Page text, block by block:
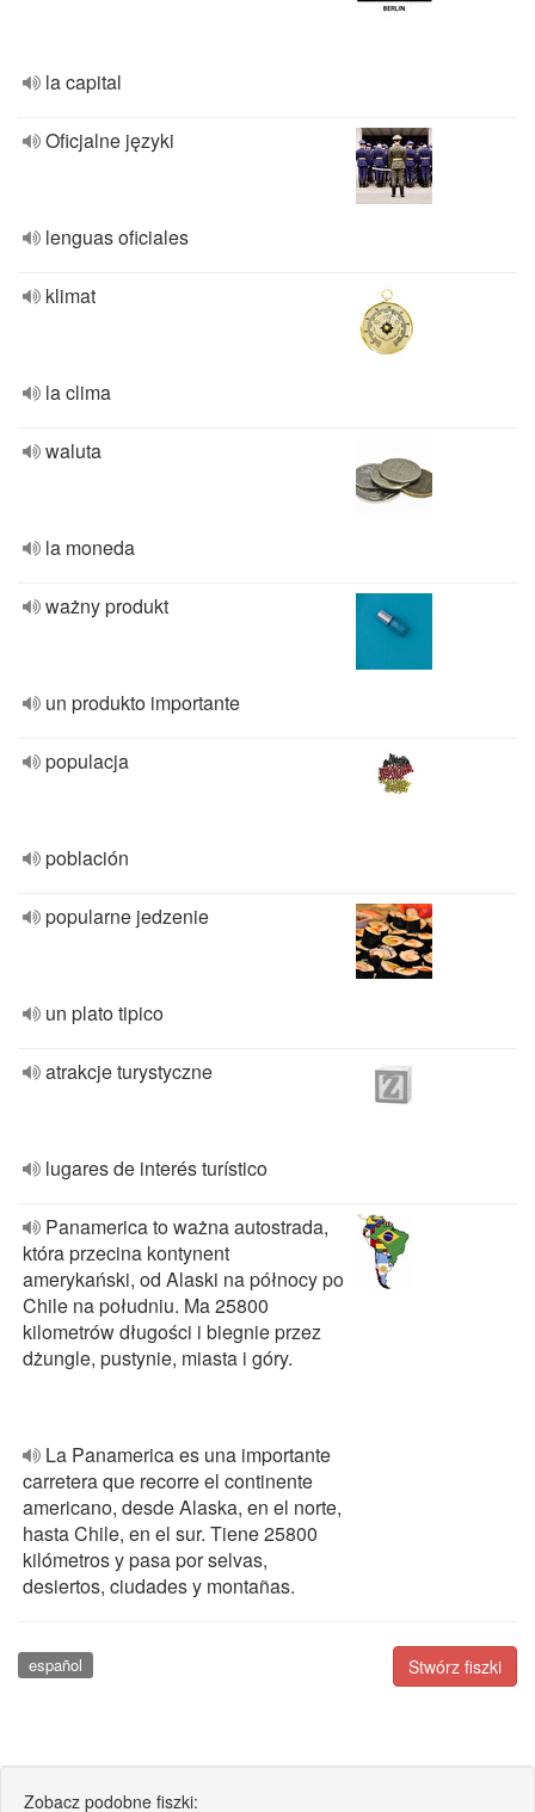
la capital
Oficjalne języki
lenguas oficiales
klimat
la clima
waluta
la moneda
ważny produkt
un produkto importante
populacja
población
popularne jedzenie
un plato tipico
atrakcje turystyczne
lugares de interés turístico
Panamerica to ważna autostrada,
która przecina kontynent
amerykański, od Alaski na północy po
Chile na południu. Ma 25800
kilometrów długości i biegnie przez
dżungle, pustynie, miasta i góry.
La Panamerica es una importante
carretera que recorre el continente
americano, desde Alaska, en el norte,
hasta Chile, en el sur. Tiene 25800
kilómetros y pasa por selvas,
desiertos, ciudades y montañas.
Stwórz fiszki
español
Zobacz podobne fiszki: